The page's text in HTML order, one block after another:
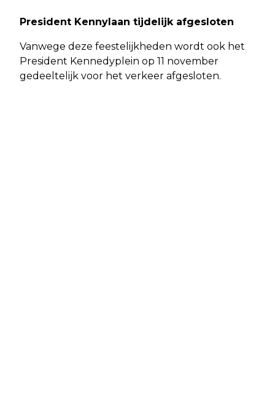
President Kennylaan tijdelijk afgesloten
Vanwege deze feestelijkheden wordt ook het
President Kennedyplein op 11 november
gedeeltelijk voor het verkeer afgesloten.